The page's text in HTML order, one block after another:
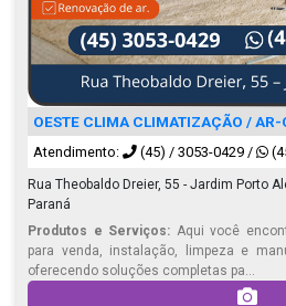
OESTE CLIMA CLIMATIZAÇÃO /
Atendimento: (45) / 3053-0429 /
Rua Theobaldo Dreier, 55 - Jardim Porto
Paraná
Produtos e Serviços: Aqui você
para venda, instalação, limpeza e
oferecendo soluções completas pa...